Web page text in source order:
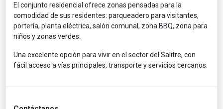
El conjunto residencial ofrece zonas pensadas para la
comodidad de sus residentes: parqueadero para visitantes,
portería, planta eléctrica, salón comunal, zona BBQ, zona para
niños y zonas verdes.
Una excelente opción para vivir en el sector del Salitre, con
fácil acceso a vías principales, transporte y servicios cercanos.